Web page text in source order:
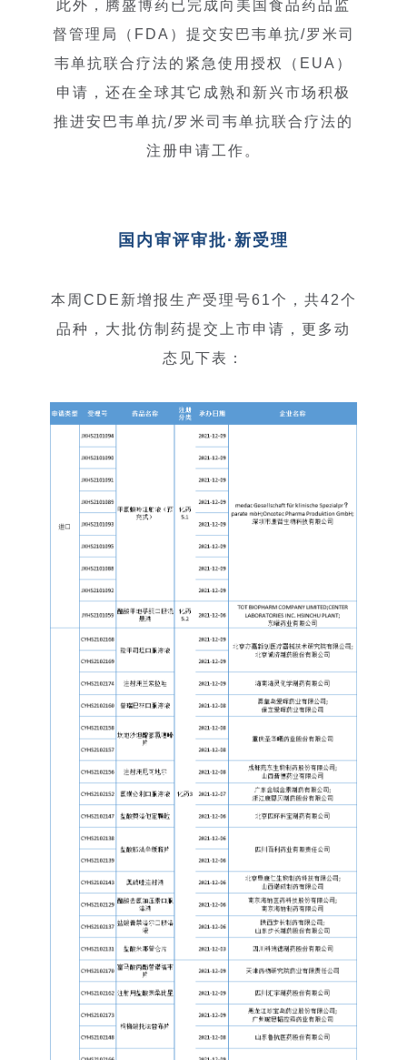
此外，腾盛博药已完成向美国食品药品监
督管理局（FDA）提交安巴韦单抗/罗米司
韦单抗联合疗法的紧急使用授权（EUA）
申请，还在全球其它成熟和新兴市场积极
推进安巴韦单抗/罗米司韦单抗联合疗法的
注册申请工作。
国内审评审批·新受理
本周CDE新增报生产受理号61个，共42个
品种，大批仿制药提交上市申请，更多动
态见下表：